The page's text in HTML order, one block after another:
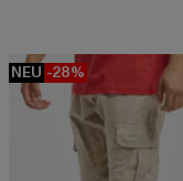
NEU -28%